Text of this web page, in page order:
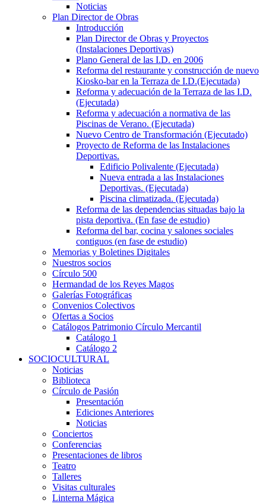
Noticias
Plan Director de Obras
Introducción
Plan Director de Obras y Proyectos
(Instalaciones Deportivas)
Plano General de las I.D. en 2006
Reforma del restaurante y construcción de nuevo
Kiosko-bar en la Terraza de I.D.(Ejecutada)
Reforma y adecuación de la Terraza de las I.D.
(Ejecutada)
Reforma y adecuación a normativa de las
Piscinas de Verano. (Ejecutada)
Nuevo Centro de Transformación (Ejecutado)
Proyecto de Reforma de las Instalaciones
Deportivas.
Edificio Polivalente (Ejecutada)
Nueva entrada a las Instalaciones
Deportivas. (Ejecutada)
Piscina climatizada. (Ejecutada)
Reforma de las dependencias situadas bajo la
pista deportiva. (En fase de estudio)
Reforma del bar, cocina y salones sociales
contiguos (en fase de estudio)
Memorias y Boletines Digitales
Nuestros socios
Círculo 500
Hermandad de los Reyes Magos
Galerías Fotográficas
Convenios Colectivos
Ofertas a Socios
Catálogos Patrimonio Círculo Mercantil
Catálogo 1
Catálogo 2
SOCIOCULTURAL
Noticias
Biblioteca
Círculo de Pasión
Presentación
Ediciones Anteriores
Noticias
Conciertos
Conferencias
Presentaciones de libros
Teatro
Talleres
Visitas culturales
Linterna Mágica